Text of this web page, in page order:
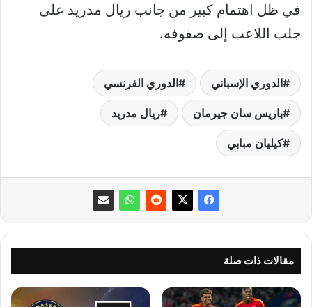
في ظل اهتمام كبير من جانب ريال مدريد على
جلب اللاعب إلى صفوفه.
الدوري الإسباني الدوري الفرنسي
باريس سان جيرمان ريال مدريد
كيليان مبابي
مقالات ذات صلة